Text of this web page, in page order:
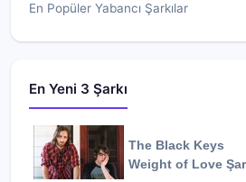
En Popüler Yabancı Şarkılar
En Yeni 3 Şarkı
The Black Keys
Weight of Love